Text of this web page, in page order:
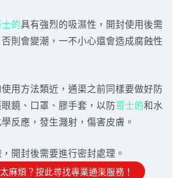
的具有強烈的吸濕性，開封使用後需
則會變潮，一不小心還會造成腐蝕性
用方法類近，通渠之前同樣要做好防
鏡、口罩、膠手套，以防哥士的和水
反應，發生濺射，傷害皮膚。
開封後需要進行密封處理。
麻煩？按此尋找專業通渠服務！